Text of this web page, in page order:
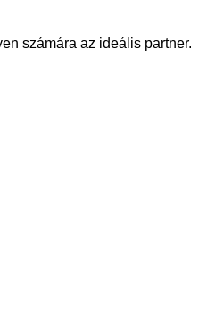
számára az ideális partner.